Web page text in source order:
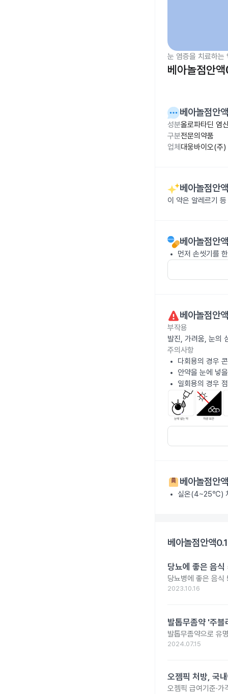
눈 염증을 치료하는
베아놀점안
베아놀점안
성분올로파타딘 염
구분전문의약품
업체 대웅바이오(주)
베아놀점안
이 약은 알레르기
베아놀점안
먼저 손씻기를
베아놀점안
부작용
발진, 가려움, 눈의
주의사항
다회용의 경우
안약을 눈에 넣
일회용의 경우
베아놀점안
실온(4~25℃)
베아놀점안액
당뇨에 좋은 음
당뇨병에 좋은 음식
2023.10.16
발톱무좀약 '주
발톱무좀약으로 유
2024.07.15
오젬픽 처방, 국
오젬픽 급여기준·